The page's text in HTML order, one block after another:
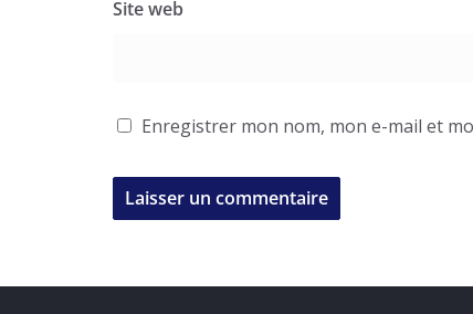
Site web
Enregistrer mon nom, mon e-mail et